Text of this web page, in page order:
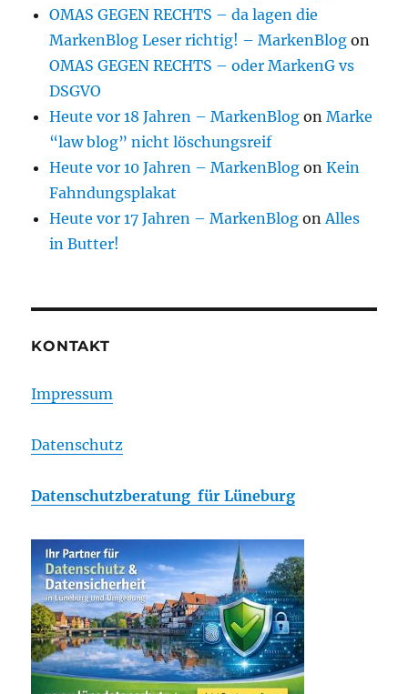
OMAS GEGEN RECHTS – da lagen die
MarkenBlog Leser richtig! – MarkenBlog on
OMAS GEGEN RECHTS – oder MarkenG vs
DSGVO
Heute vor 18 Jahren – MarkenBlog onMarke
“law blog” nicht löschungsreif
Heute vor 10 Jahren – MarkenBlog onKein
Fahndungsplakat
Heute vor 17 Jahren – MarkenBlog onAlles
in Butter!
KONTAKT
Impressum
Datenschutz
Datenschutzberatung für Lüneburg